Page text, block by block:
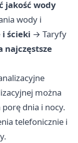
jakość wody
wody i
i ścieki → Taryfy
najczęstsze
można
porę dnia i nocy.
telefonicznie i